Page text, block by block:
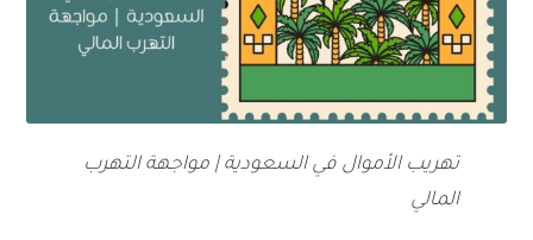
تهريب الأموال في السعودية | مواجهة التهرب
المالي